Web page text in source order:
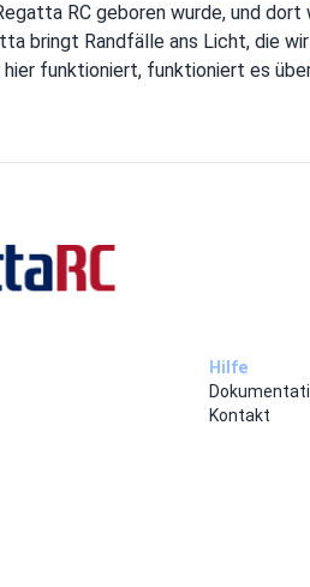
RC geboren wurde, und
bringt Randfälle ans Licht, die
hier funktioniert, funktioniert es
Hilfe
Kontakt